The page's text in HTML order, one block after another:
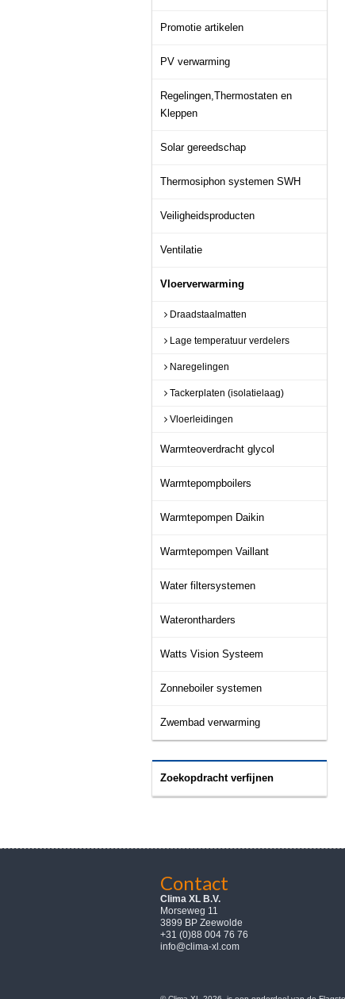
Promotie artikelen
PV verwarming
Regelingen,Thermostaten en
Kleppen
Solar gereedschap
Thermosiphon systemen SWH
Veiligheidsproducten
Ventilatie
Vloerverwarming
Draadstaalmatten
Lage temperatuur verdelers
Naregelingen
Tackerplaten (isolatielaag)
Vloerleidingen
Warmteoverdracht glycol
Warmtepompboilers
Warmtepompen Daikin
Warmtepompen Vaillant
Water filtersystemen
Waterontharders
Watts Vision Systeem
Zonneboiler systemen
Zwembad verwarming
Zoekopdracht verfijnen
Contact
Clima XL B.V.
Morseweg 11
3899 BP Zeewolde
+31 (0)88 004 76 76
info@clima-xl.com